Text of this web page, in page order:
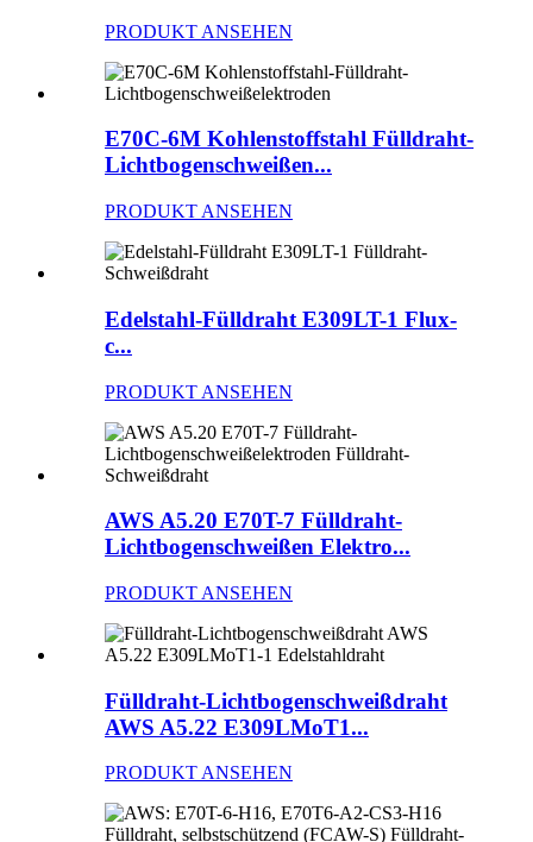
PRODUKT ANSEHEN
E70C-6M Kohlenstoffstahl Fülldraht-
Lichtbogenschweißen...
PRODUKT ANSEHEN
Edelstahl-Fülldraht E309LT-1 Flux-
c...
PRODUKT ANSEHEN
AWS A5.20 E70T-7 Fülldraht-
Lichtbogenschweißen Elektro...
PRODUKT ANSEHEN
Fülldraht-Lichtbogenschweißdraht
AWS A5.22 E309LMoT1...
PRODUKT ANSEHEN